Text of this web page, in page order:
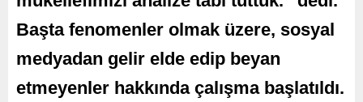
Başta fenomenler olmak üzere, sosyal
medyadan gelir elde edip beyan
etmeyenler hakkında çalışma başlatıldı.